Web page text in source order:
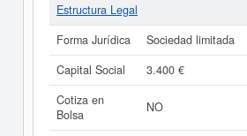
Estructura Legal
Forma Jurídica
Sociedad limitada
Capital Social
3.400 €
Cotiza en
Bolsa
NO